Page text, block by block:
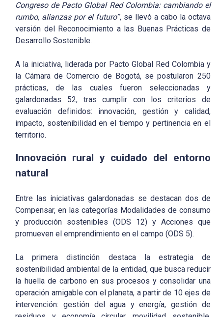
Congreso de Pacto Global Red Colombia: cambiando el
rumbo, alianzas por el futuro”, se llevó a cabo la octava
versión del Reconocimiento a las Buenas Prácticas de
Desarrollo Sostenible.
A la iniciativa, liderada por Pacto Global Red Colombia y
la Cámara de Comercio de Bogotá, se postularon 250
prácticas, de las cuales fueron seleccionadas y
galardonadas 52, tras cumplir con los criterios de
evaluación definidos: innovación, gestión y calidad,
impacto, sostenibilidad en el tiempo y pertinencia en el
territorio.
Innovación rural y cuidado del entorno
natural
Entre las iniciativas galardonadas se destacan dos de
Compensar, en las categorías Modalidades de consumo
y producción sostenibles (ODS 12) y Acciones que
promueven el emprendimiento en el campo (ODS 5).
La primera distinción destaca la estrategia de
sostenibilidad ambiental de la entidad, que busca reducir
la huella de carbono en sus procesos y consolidar una
operación amigable con el planeta, a partir de 10 ejes de
intervención: gestión del agua y energía, gestión de